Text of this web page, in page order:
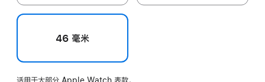
46 毫米
适用于大部分 Apple Watch 表款。